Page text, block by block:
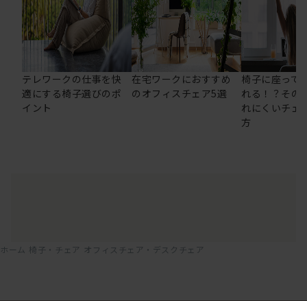
テレワークの仕事を快
適にする椅子選びのポ
イント
在宅ワークにおすすめ
のオフィスチェア5選
椅子に座って
れる！？その
れにくいチェ
方
ホーム 椅子・チェア オフィスチェア・デスクチェア